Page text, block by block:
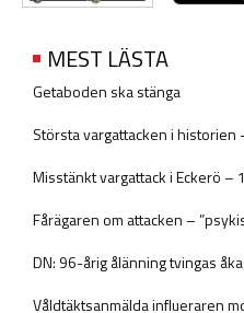
MEST LÄSTA
Getaboden ska stänga
Största vargattacken i historien
Misstänkt vargattack i Eckerö –
Fårägaren om attacken –
DN: 96-årig ålänning tvingas
Våldtäktsanmälda influeraren